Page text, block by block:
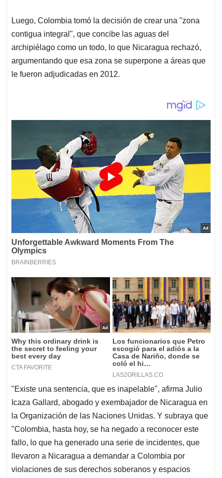
Luego, Colombia tomó la decisión de crear una "zona
contigua integral", que concibe las aguas del
archipiélago como un todo, lo que Nicaragua rechazó,
argumentando que esa zona se superpone a áreas que
le fueron adjudicadas en 2012.
"Existe una sentencia, que es inapelable", afirma Julio
Icaza Gallard, abogado y exembajador de Nicaragua en
la Organización de las Naciones Unidas. Y subraya que
"Colombia, hasta hoy, se ha negado a reconocer este
fallo, lo que ha generado una serie de incidentes, que
llevaron a Nicaragua a demandar a Colombia por
violaciones de sus derechos soberanos y espacios